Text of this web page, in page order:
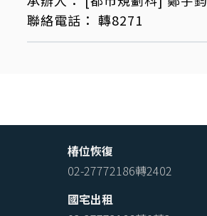
聯絡電話： 轉8271
椿位恢復
02-27772186轉2402
國宅出租